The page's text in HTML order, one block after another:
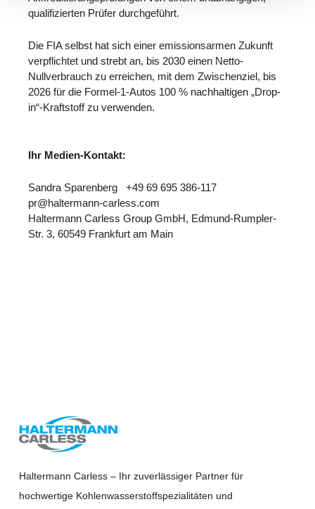
qualifizierten Prüfer durchgeführt.
Die FIA selbst hat sich einer emissionsarmen Zukunft
verpflichtet und strebt an, bis 2030 einen Netto-
Nullverbrauch zu erreichen, mit dem Zwischenziel, bis
2026 für die Formel-1-Autos 100 % nachhaltigen „Drop-
in“-Kraftstoff zu verwenden.
Ihr Medien-Kontakt:
Sandra Sparenberg +49 69 695 386-117
pr@haltermann-carless.com
Haltermann Carless Group GmbH, Edmund-Rumpler-
Str. 3, 60549 Frankfurt am Main
Haltermann Carless – Ihr zuverlässiger Partner für
hochwertige Kohlenwasserstoffspezialitäten und